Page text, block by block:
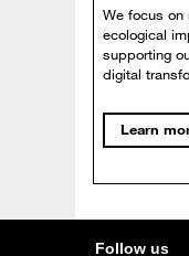
We focus on
ecological
supporting
digital
Learn
Follow us